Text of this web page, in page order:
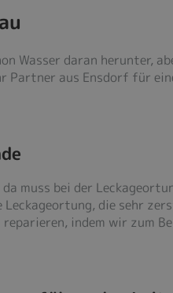
Wasser daran herunter,
Partner aus Ensdorf für
muss bei der
die sehr
indem wir zum